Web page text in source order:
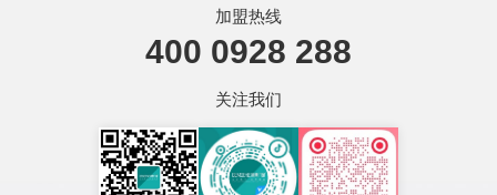
加盟热线
400 0928 288
关注我们